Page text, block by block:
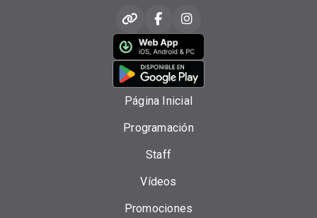
Página Inicial
Programación
Staff
Vídeos
Promociones